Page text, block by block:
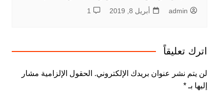
admin أبريل 8, 2019 1
اترك تعليقاً
لن يتم نشر عنوان بريدك الإلكتروني. الحقول الإلزامية مشار
إليها بـ *